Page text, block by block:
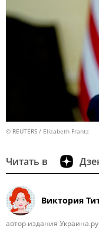
© REUTERS / Elizabeth Frantz
Читать в
Виктория
автор издания Украина.ру